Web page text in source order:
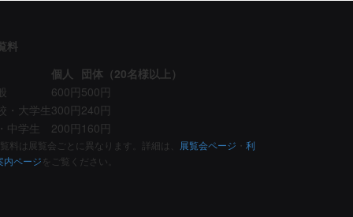
料
個人
団体（20名様以上）
600円500円
・大学生300円240円
中学生
200円 160円
料は展覧会ごとに異なります。詳細は、 展覧会ページ ・ 利
内ページをご覧ください。